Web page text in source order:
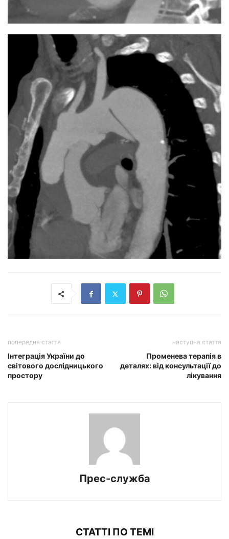
попередня стаття
Інтеграція України до
світового дослідницького
простору
наступна стаття
Променева терапія в
деталях: від консультації до
лікування
Прес-служба
СТАТТІ ПО ТЕМІ